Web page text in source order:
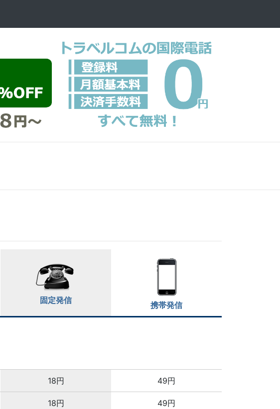
固定発信
携帯発信
18円 49円
18円 49円